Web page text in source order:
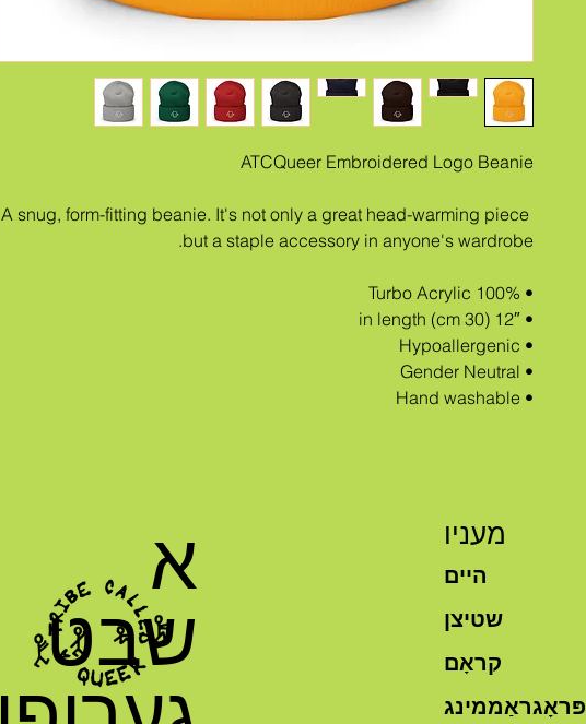
ATCQueer Embroidered Logo Beanie
A snug, form-fitting beanie. It's not only a great head-warming piece
but a staple accessory in anyone's wardrobe.
• 100% Turbo Acrylic
• 12″ (30 cm) in length
• Hypoallergenic
• Gender Neutral
• Hand washable
א
שבט
מעניו
היים
שטיצן
קראָם
פּראָגראַממינג